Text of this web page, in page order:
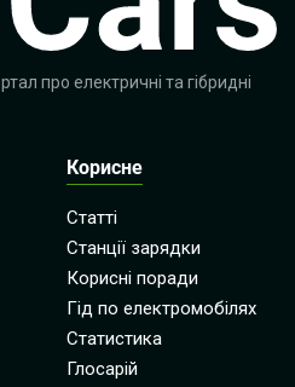
про електричні та гібридні
Корисне
Статті
Станції зарядки
Корисні поради
Гід по електромобілях
Статистика
Глосарій